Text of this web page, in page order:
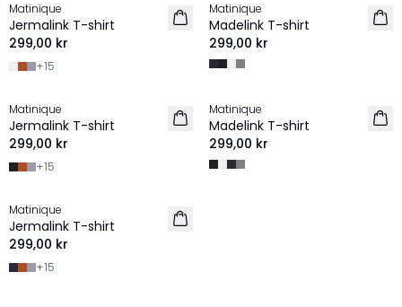
2 for 500 SEK
Matinique
Jermalink T-shirt
299,00 kr
+15
2 for 500 SEK
Matinique
Madelink T-shirt
299,00 kr
2 for 500 SEK
NYHET
Matinique
Jermalink T-shirt
299,00 kr
+15
2 for 500 SEK
Matinique
Madelink T-shirt
299,00 kr
2 for 500 SEK
Matinique
Jermalink T-shirt
299,00 kr
+15